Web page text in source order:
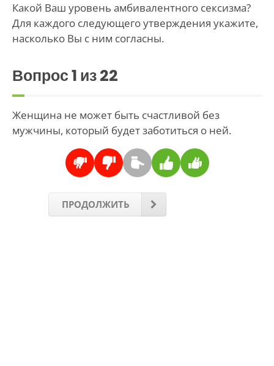
Какой Ваш уровень амбивалентного сексизма?
Для каждого следующего утверждения укажите,
насколько Вы с ним согласны.
Вопрос1 из 22
Женщина не может быть счастливой без
мужчины, который будет заботиться о ней.
ПРОДОЛЖИТЬ